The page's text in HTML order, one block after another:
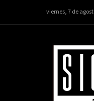
viernes, 7 de